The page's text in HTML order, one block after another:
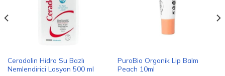
Ceradolin Hidro Su Bazlı
Nemlendirici Losyon 500 ml
PuroBio Organik Lip Balm
Peach 10ml